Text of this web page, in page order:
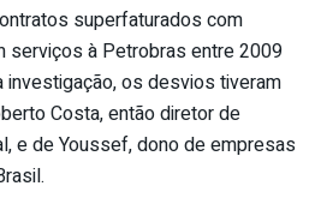
superfaturados com
serviços à Petrobras entre 2009
investigação, os desvios tiveram
Costa, então diretor de
e de Youssef, dono de empresas